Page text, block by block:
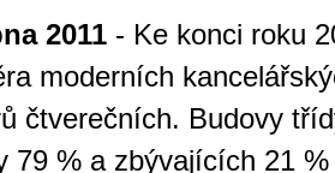
2011 - Ke konci roku
moderních
čtverečních. Budovy
79 % a zbývajících 21
Brno je
zajímavé
restaurace,
také místem, kde si